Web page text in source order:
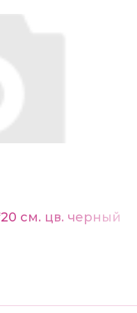
см. цв. черный